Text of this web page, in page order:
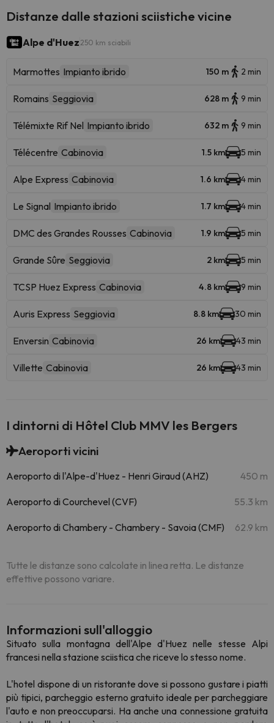
Distanze dalle stazioni sciistiche vicine
Alpe d'Huez 250 km sciabili
Marmottes Impianto ibrido 150 m 2 min
Romains Seggiovia 628 m 9 min
Télémixte Rif Nel Impianto ibrido 632 m 9 min
Télécentre Cabinovia 1.5 km 5 min
Alpe Express Cabinovia 1.6 km 4 min
Le Signal Impianto ibrido 1.7 km 4 min
DMC des Grandes Rousses Cabinovia 1.9 km 5 min
Grande Sûre Seggiovia 2 km 5 min
TCSP Huez Express Cabinovia 4.8 km 9 min
Auris Express Seggiovia 8.8 km 30 min
Enversin Cabinovia 26 km 43 min
Villette Cabinovia 26 km 43 min
I dintorni di Hôtel Club MMV les Bergers
Aeroporti vicini
Aeroporto di l'Alpe-d'Huez - Henri Giraud (AHZ) 450 m
Aeroporto di Courchevel (CVF) 55.3 km
Aeroporto di Chambery - Chambery - Savoia (CMF) 62.9 km
Tutte le distanze sono calcolate in linea retta. Le distanze
effettive possono variare.
Informazioni sull'alloggio
Situato sulla montagna dell'Alpe d'Huez nelle stesse Alpi
francesi nella stazione sciistica che riceve lo stesso nome.
L'hotel dispone di un ristorante dove si possono gustare i piatti
più tipici, parcheggio esterno gratuito ideale per parcheggiare
l'auto e non preoccuparsi. Ha anche una connessione gratuita